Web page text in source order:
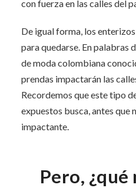
con fuerza en las calles del
De igual forma, los
para quedarse. En palabras
de moda colombiana
prendas impactarán las
Recordemos que este tipo
expuestos busca, antes que
impactante.
Pero, ¿qué